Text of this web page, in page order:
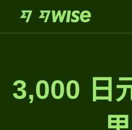
3,000 日